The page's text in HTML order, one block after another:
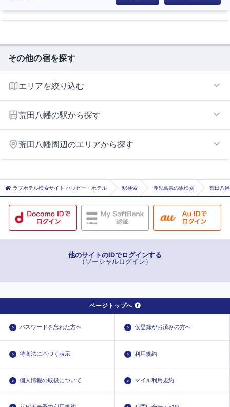
その他の宿を探す
エリアを絞り込む
鹿児島市南部エリア
荒田八幡の駅から探す
加治屋町
喜入
騎射場
五位野
交通局前
市立病院前
鹿児島駅前
鹿児島中央
新屋敷
水族館口
荒田八幡周辺のエリアから探す
薩摩川内市エリア
ラブホテル検索サイト ハッピー・ホテル 駅検索 鹿児島県の駅検索 荒田八
他のサイトのIDでログインする
（ソーシャルログイン）
ページトップへ
パスワードを忘れた方へ 仮登録がお済みの方へ
特商法に基づく表示 利用規約
個人情報の取扱について マイル利用規約